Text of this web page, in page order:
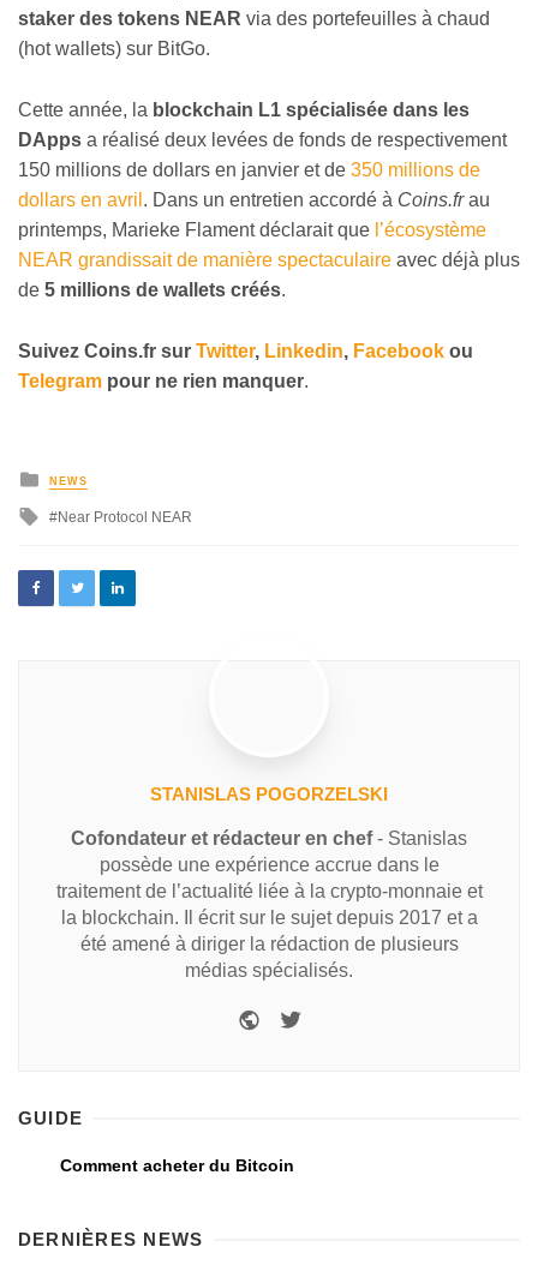
staker des tokens NEAR via des portefeuilles à chaud
(hot wallets) sur BitGo.
Cette année, la blockchain L1 spécialisée dans les
DApps a réalisé deux levées de fonds de respectivement
150 millions de dollars en janvier et de 350 millions de
dollars en avril . Dans un entretien accordé à Coins.frau
printemps, Marieke Flament déclarait que l’écosystème
NEAR grandissait de manière spectaculaire avec déjà plus
de 5 millions de wallets créés.
Suivez Coins.fr sur Twitter, Linkedin, Facebook ou
Telegram pour ne rien manquer.
NEWS
Near Protocol NEAR
STANISLAS POGORZELSKI
Cofondateur et rédacteur en chef- Stanislas
possède une expérience accrue dans le
traitement de l’actualité liée à la crypto-monnaie et
la blockchain. Il écrit sur le sujet depuis 2017 et a
été amené à diriger la rédaction de plusieurs
médias spécialisés.
GUIDE
Comment acheter du Bitcoin
DERNIÈRES NEWS